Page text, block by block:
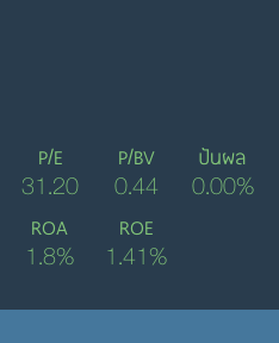
P/E
31.20
P/BV
0.44
ปันผล
0.00%
ROA
1.8%
ROE
1.41%